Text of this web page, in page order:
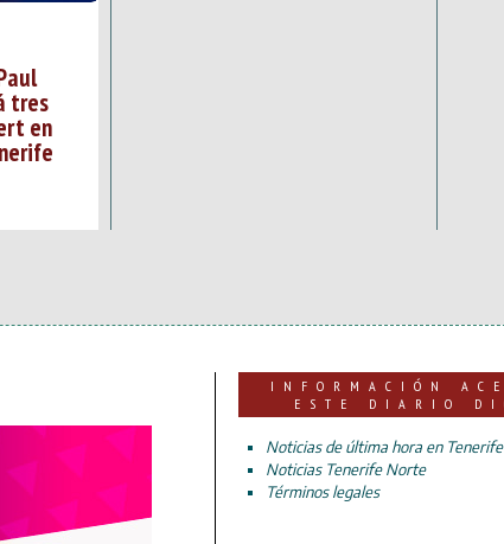
tres
en
INFORMACIÓN
ESTE DIARIO
Noticias de última hora en
Noticias Tenerife Norte
Términos legales